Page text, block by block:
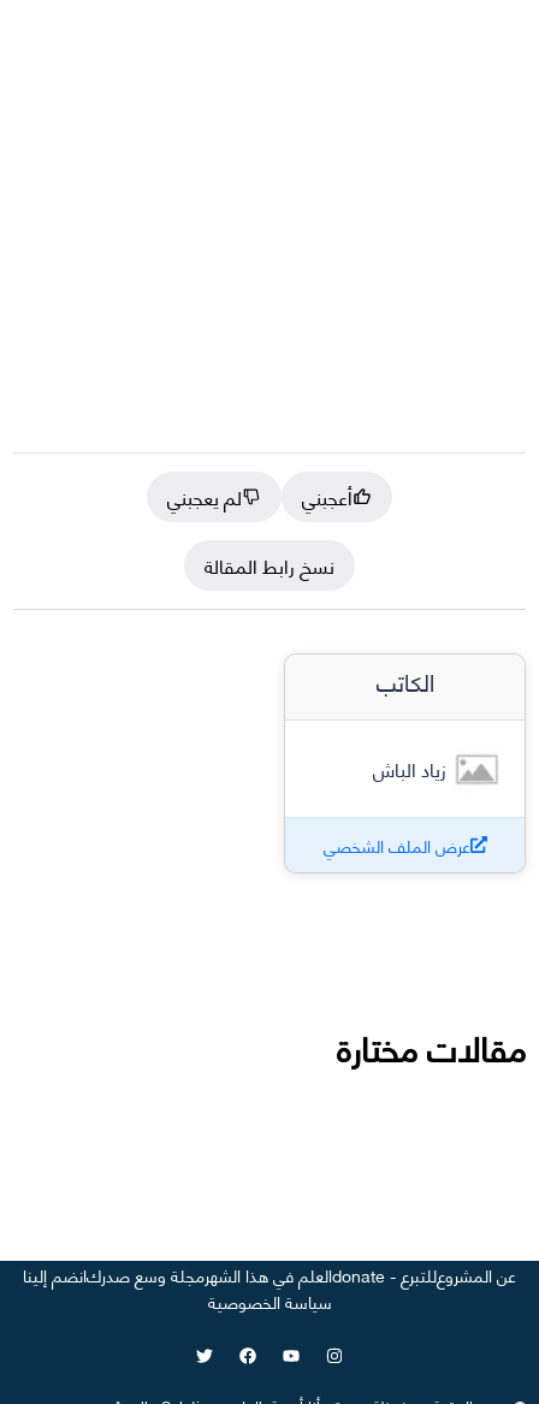
أعجبني
لم يعجبني
نسخ رابط المقالة
الكاتب
زياد الباش
عرض الملف الشخصي
مقالات مختارة
عن المشروعللتبرع - donate العلم في هذا الشهرمجلة وسع صدركانضم إلينا
سياسة الخصوصية